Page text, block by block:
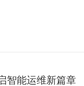
智能运维新篇章
鑫腾越LXSF电子